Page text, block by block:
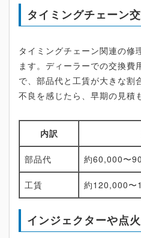
タイミングチェーン
タイミングチェーン関連の修
ます。ディーラーでの交換費
で、部品代と工賃が大きな割
不良を感じたら、早期の見積
内訳
部品代 約60,000〜
工賃 約120,000〜
インジェクターや点